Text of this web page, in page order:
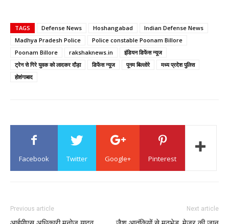
TAGS Defense News Hoshangabad
Indian Defense News
Madhya Pradesh Police
Police constable Poonam Billore
Poonam Billore
rakshaknews.in
इंडियन डिफेंस न्यूज
ट्रेन से गिरे युवक को लादकर दौड़ा
डिफेंस न्यूज पूनम बिल्लोरे
मध्य प्रदेश पुलिस
होशंगाबाद
Facebook Twitter Google+ Pinterest
Previous article Next article